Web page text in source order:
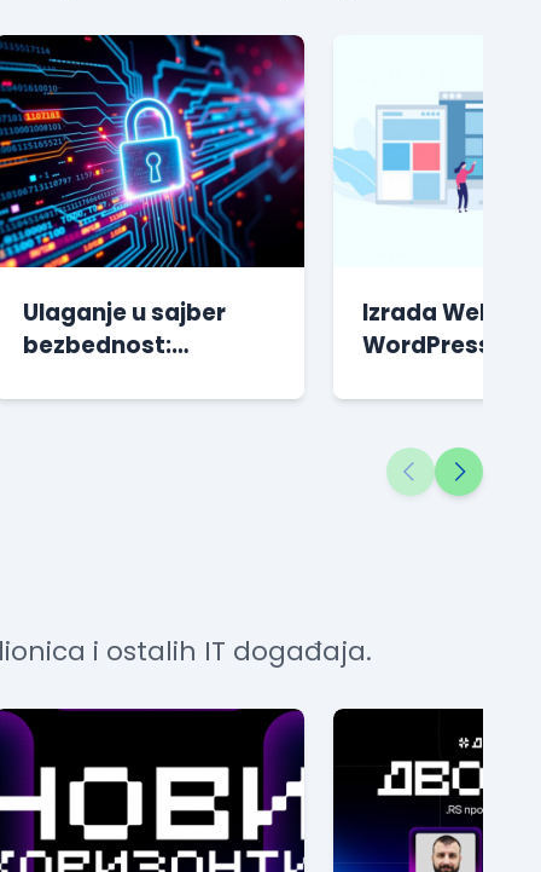
Ulaganje u sajber
bezbednost:
sve dok se ne desi
Izrada Web
WordPress |
i ostalih IT događaja.